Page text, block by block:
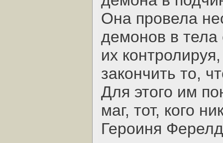
Она провела
демонов в тела
их
закончить то,
Для этого им
маг, тот, кого
Героиня